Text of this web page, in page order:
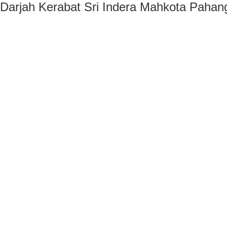
Darjah Kerabat Sri Indera Mahkota